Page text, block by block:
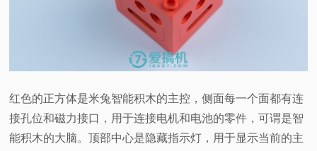
红色的正方体是米兔智能积木的主控，侧面每一个面都有连
接孔位和磁力接口，用于连接电机和电池的零件，可谓是智
能积木的大脑。顶部中心是隐藏指示灯，用于显示当前的主